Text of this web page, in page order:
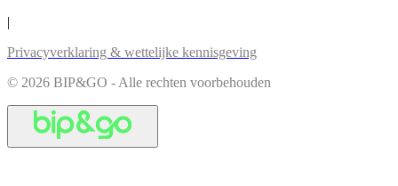
|
Privacyverklaring & wettelijke kennisgeving
© 2026 BIP&GO - Alle rechten voorbehouden